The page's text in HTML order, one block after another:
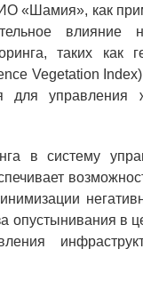
«Шамия», как
влияние
таких как
Vegetation
для управления
в систему
опустынивания в